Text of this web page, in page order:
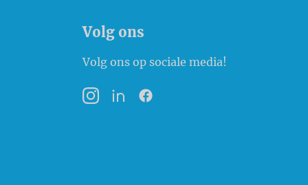
Volg ons
Volg ons op sociale media!
InstagramLinkedInFacebook